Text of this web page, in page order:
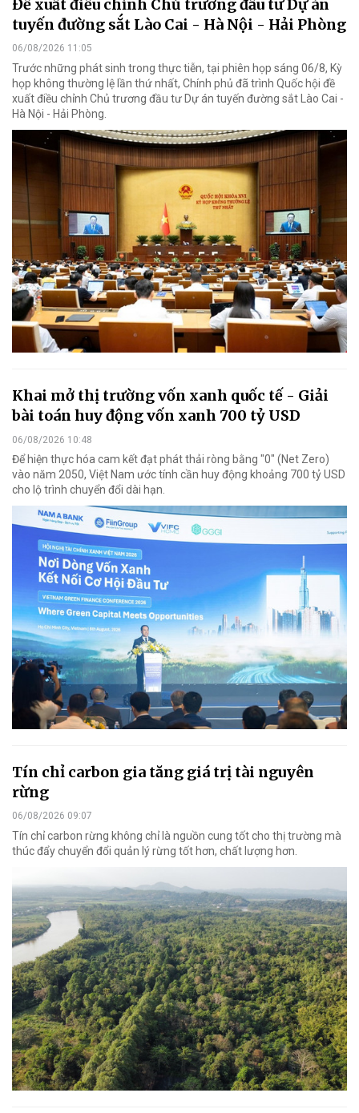
Đề xuất điều chỉnh Chủ trương đầu tư Dự án
tuyến đường sắt Lào Cai - Hà Nội - Hải Phòng
06/08/2026 11:05
Trước những phát sinh trong thực tiễn, tại phiên họp sáng 06/8, Kỳ
họp không thường lệ lần thứ nhất, Chính phủ đã trình Quốc hội đề
xuất điều chỉnh Chủ trương đầu tư Dự án tuyến đường sắt Lào Cai -
Hà Nội - Hải Phòng.
Khai mở thị trường vốn xanh quốc tế - Giải
bài toán huy động vốn xanh 700 tỷ USD
06/08/2026 10:48
Để hiện thực hóa cam kết đạt phát thải ròng bằng "0" (Net Zero)
vào năm 2050, Việt Nam ước tính cần huy động khoảng 700 tỷ USD
cho lộ trình chuyển đổi dài hạn.
Tín chỉ carbon gia tăng giá trị tài nguyên
rừng
06/08/2026 09:07
Tín chỉ carbon rừng không chỉ là nguồn cung tốt cho thị trường mà
thúc đẩy chuyển đổi quản lý rừng tốt hơn, chất lượng hơn.